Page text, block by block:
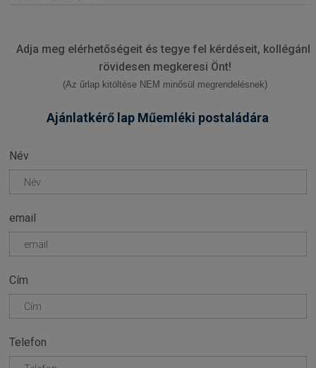
Adja meg elérhetőségeit és tegye fel kérdéseit, kollégánk
rövidesen megkeresi Önt!
(Az űrlap kitöltése NEM minősül megrendelésnek)
Ajánlatkérő lap Műemléki postaládára
Név
email
Cím
Telefon